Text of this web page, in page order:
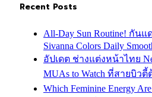
Recent Posts
All-Day Sun Routine! กัน
Sivanna Colors Daily
อัปเดต ช่างแต่งหน้าไทย
MUAs to Watch ที่สายบิวตี้
Which Feminine Energy